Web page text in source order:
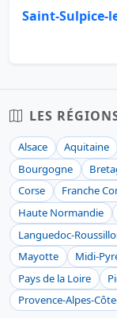
Saint-Sulpice-
LES
Alsace Aquitaine
Bourgogne
Corse
Franche
Haute Normandie
Languedoc-
Mayotte
Midi-
Pays de la Loire
Provence-Alpes-